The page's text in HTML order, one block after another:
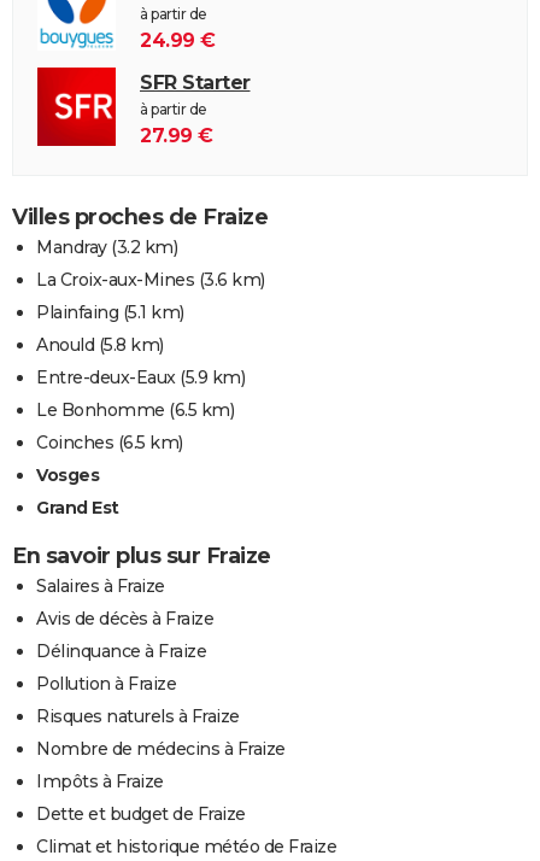
à partir de
24.99 €
SFR Starter
à partir de
27.99 €
Villes proches de Fraize
Mandray(3.2 km)
La Croix-aux-Mines (3.6 km)
Plainfaing (5.1 km)
Anould (5.8 km)
Entre-deux-Eaux (5.9 km)
Le Bonhomme (6.5 km)
Coinches (6.5 km)
Vosges
Grand Est
En savoir plus sur Fraize
Salaires à Fraize
Avis de décès à Fraize
Délinquance à Fraize
Pollution à Fraize
Risques naturels à Fraize
Nombre de médecins à Fraize
Impôts à Fraize
Dette et budget de Fraize
Climat et historique météo de Fraize